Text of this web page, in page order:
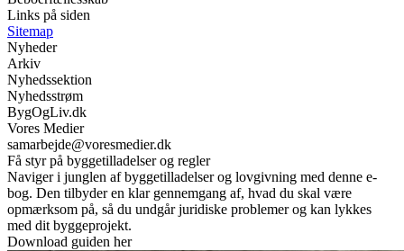
Links på siden
Sitemap
Nyheder
Arkiv
Nyhedssektion
Nyhedsstrøm
BygOgLiv.dk
Vores Medier
samarbejde@voresmedier.dk
Få styr på byggetilladelser og regler
Naviger i junglen af byggetilladelser og lovgivning med denne e-
bog. Den tilbyder en klar gennemgang af, hvad du skal være
opmærksom på, så du undgår juridiske problemer og kan lykkes
med dit byggeprojekt.
Download guiden her